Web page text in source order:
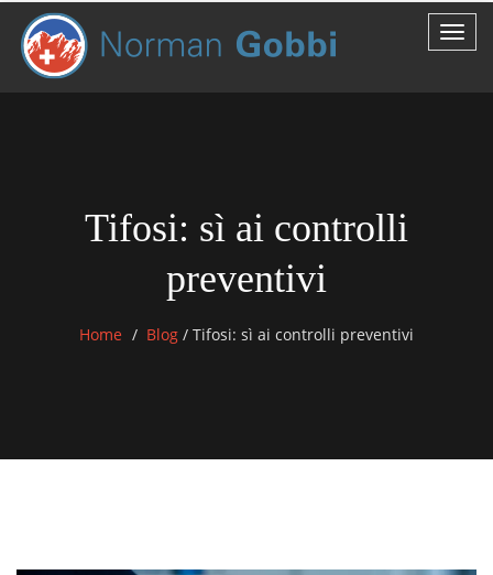
Tifosi: sì ai controlli
preventivi
Home Blog / Tifosi: sì ai controlli preventivi